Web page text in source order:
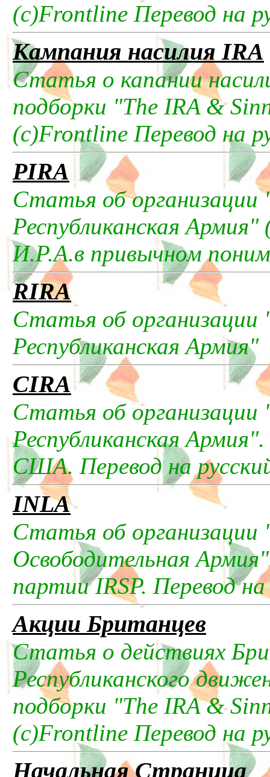
(c)Frontline Перевод на
Кампания насилия IRA
Статья о капании
подборки "The IRA &
(c)Frontline Перевод на
PIRA
Статья об организации
Республиканская
И.Р.А.в привычном
RIRA
Статья об организации
Республиканская Армия"
СIRA
Статья об организации
Республиканская
США. Перевод на
INLA
Статья об организации
Освободительная
партии IRSP. Перевод
Акции Британцев
Статья о действиях
Республиканского
подборки "The IRA &
(c)Frontline Перевод на
Начальная Страница